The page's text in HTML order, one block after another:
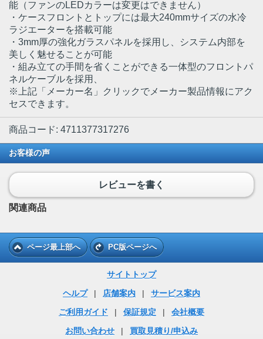
能（ファンのLEDカラーは変更はできません）
・ケースフロントとトップには最大240mmサイズの水冷
ラジエーターを搭載可能
・3mm厚の強化ガラスパネルを採用し、システム内部を
美しく魅せることが可能
・組み立ての手間を省くことができる一体型のフロントパ
ネルケーブルを採用、
※上記「メーカー名」クリックでメーカー製品情報にアク
セスできます。
商品コード: 4711377317276
お客様の声
レビューを書く
関連商品
ページ最上部へ PC版ページへ
サイトトップ
ヘルプ
| 店舗案内 |
サービス案内
ご利用ガイド
| 保証規定 |
会社概要
お問い合わせ
| 買取見積り/申込み